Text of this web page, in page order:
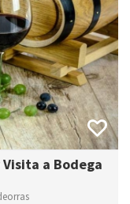
a Bodega